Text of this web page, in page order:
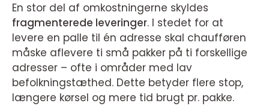
En stor del af omkostningerne skyldes
fragmenterede leveringer. I stedet for at
levere en palle til én adresse skal chaufføren
måske aflevere ti små pakker på ti forskellige
adresser – ofte i områder med lav
befolkningstæthed. Dette betyder flere stop,
længere kørsel og mere tid brugt pr. pakke.